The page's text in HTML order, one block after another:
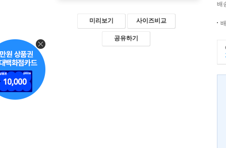
미리보기 사이즈비교
공유하기
배